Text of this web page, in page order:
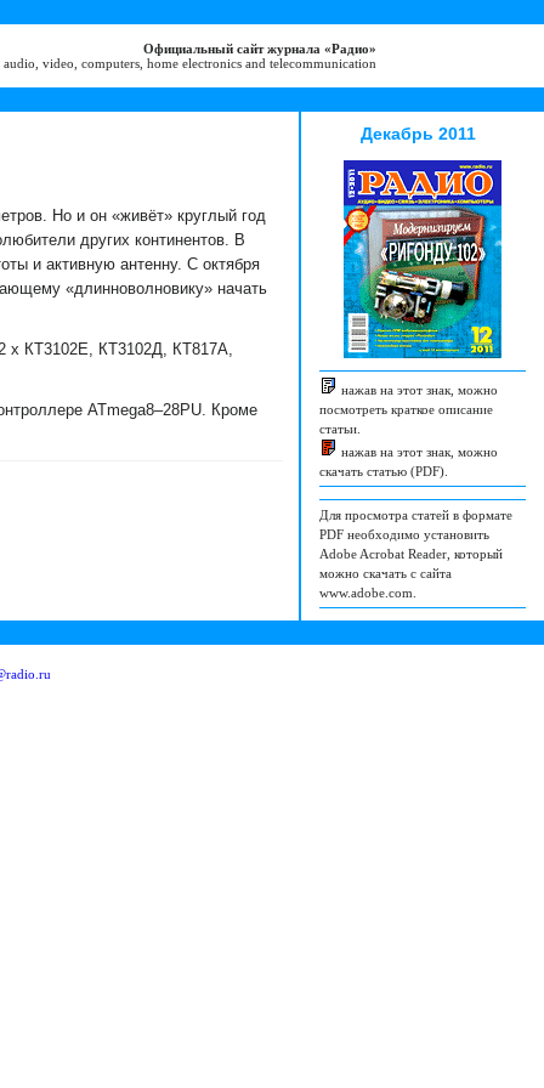
Официальный сайт журнала «Радио»
video, computers, home electronics and telecommunication
Но и он «живёт» круглый год
других континентов. В
и активную антенну. С октября
«длинноволновику» начать
х КТ3102Е, КТ3102Д, КТ817А,
ATmega8–28PU. Кроме
Декабрь 2011
нажав на этот знак, можно
посмотреть краткое описание
статьи.
нажав на этот знак, можно
скачать статью (PDF).
Для просмотра статей в формате
PDF необходимо установить
Adobe Acrobat Reader, который
можно скачать с сайта
www.adobe.com.